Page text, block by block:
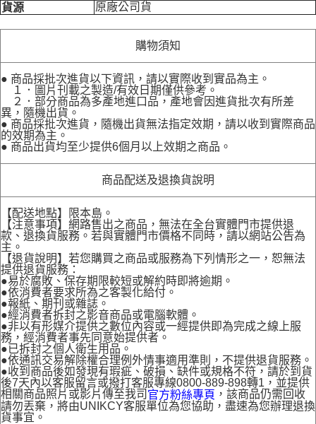
貨源 原廠公司貨
購物須知
● 商品採批次進貨以下資訊，請以實際收到實品為主。
１．圖片刊載之製造/有效日期僅供參考。
２．部分商品為多產地進口品，產地會因進貨批次有所差
異，隨機出貨。
● 商品採批次進貨，隨機出貨無法指定效期，請以收到實際商品
的效期為主。
● 商品出貨均至少提供6個月以上效期之商品。
商品配送及退換貨說明
【配送地點】限本島。
【注意事項】網路售出之商品，無法在全台實體門市提供退
款、退換貨服務。若與實體門市價格不同時，請以網站公告為
主。
【退貨說明】若您購買之商品或服務為下列情形之一，恕無法
提供退貨服務：
●易於腐敗、保存期限較短或解約時即將逾期。
●依消費者要求所為之客製化給付。
●報紙、期刊或雜誌。
●經消費者拆封之影音商品或電腦軟體。
●非以有形媒介提供之數位內容或一經提供即為完成之線上服
務，經消費者事先同意始提供者。
●已拆封之個人衛生用品。
●依通訊交易解除權合理例外情事適用準則，不提供退貨服務。
●收到商品後如發現有瑕疵、破損、缺件或規格不符，請於到貨
後7天內以客服留言或撥打客服專線0800-889-898轉1，並提供
相關商品照片或影片傳至我司 官方粉絲專頁 ，該商品仍需回收
請勿丟棄，將由UNIKCY客服單位為您協助，盡速為您辦理退換
貨事宜。